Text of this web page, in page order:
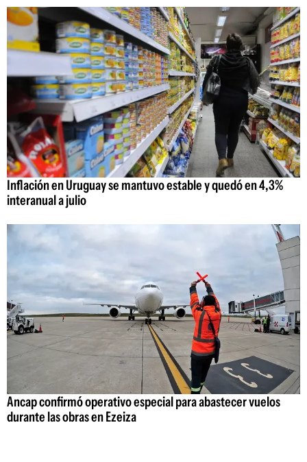
Inflación en Uruguay se mantuvo estable y quedó en 4,3%
interanual a julio
Ancap confirmó operativo especial para abastecer vuelos
durante las obras en Ezeiza